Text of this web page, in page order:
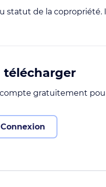
statut de la copropriété.
télécharger
compte gratuitement
Connexion